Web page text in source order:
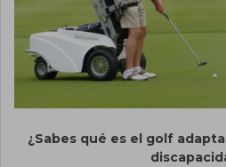
¿Sabes qué es el golf